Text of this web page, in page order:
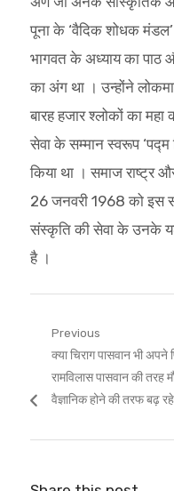
पूना के ‘वैदिक शोधक
भागवत के अध्याय का पाठ
का अंग था । उन्होंने
बारह हजार श्लोकों का
सेवा के सम्मान स्वरूप ‘पद्म
किया था । समाज राष्ट्र
26 जनवरी 1968 को इस
संस्कृति की सेवा के उनके
है ।
Post
navigation
Previous
Previous
post:
क्या चिराग पासवान भी अपने
रामविलास पासवान की तरह
वैज्ञानिक होने की तरफ बढ़